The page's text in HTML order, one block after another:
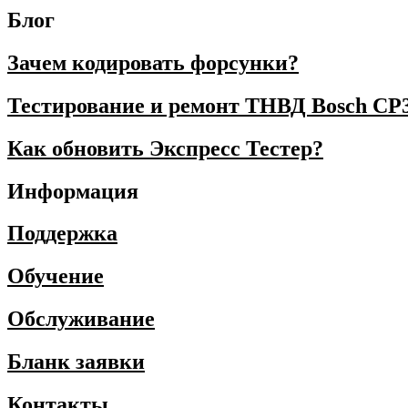
Блог
Зачем кодировать форсунки?
Тестирование и ремонт ТНВД Bosch
Как обновить Экспресс Тестер?
Информация
Поддержка
Обучение
Обслуживание
Бланк заявки